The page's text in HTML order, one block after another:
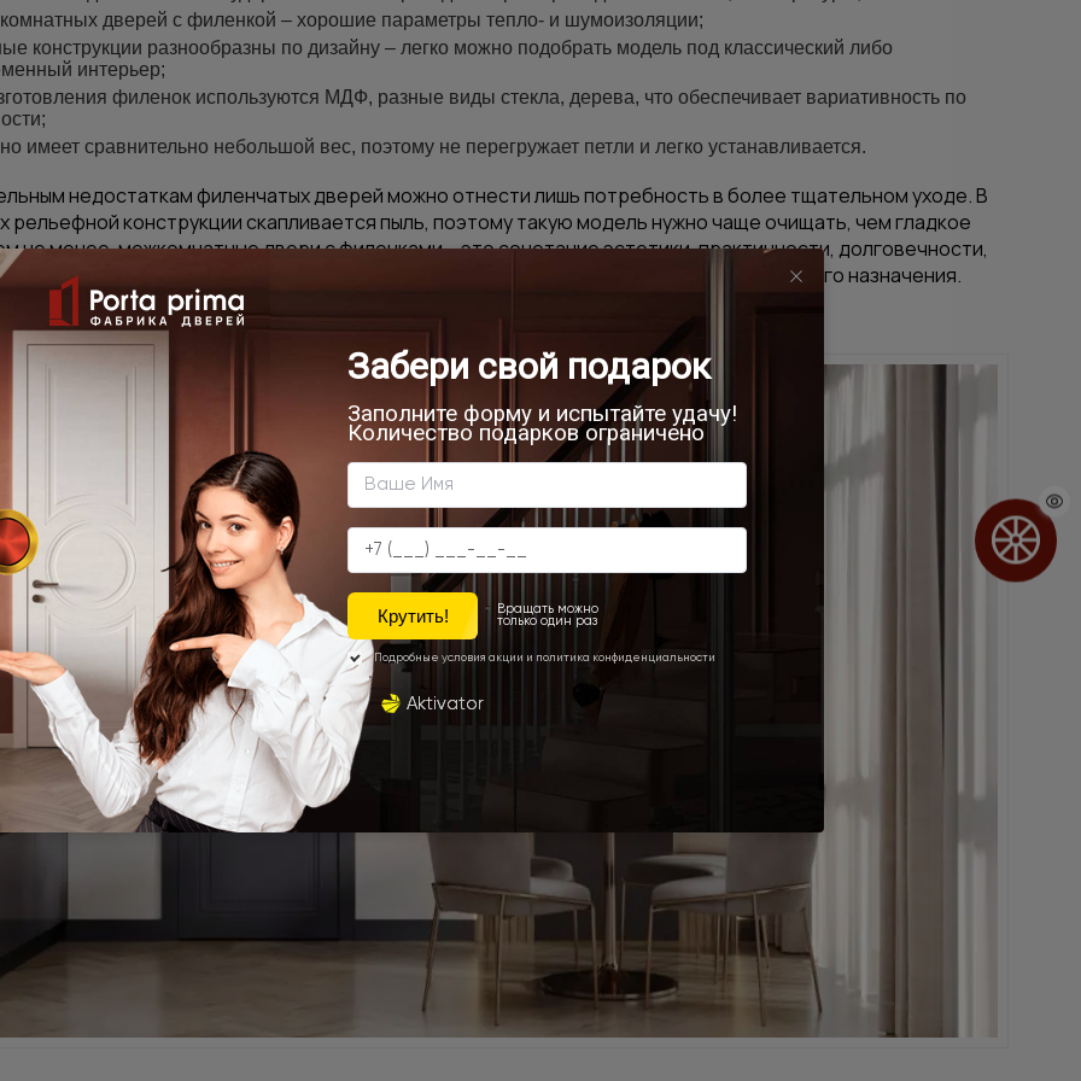
дверей с филенкой – хорошие параметры тепло- и шумоизоляции;
конструкции разнообразны по дизайну – легко можно подобрать модель под классический либо
интерьер;
филенок используются МДФ, разные виды стекла, дерева, что обеспечивает вариативность по
имеет сравнительно небольшой вес, поэтому не перегружает петли и легко устанавливается.
недостаткам филенчатых дверей можно отнести лишь потребность в более тщательном уходе. В
рельефной конструкции скапливается пыль, поэтому такую модель нужно чаще очищать, чем гладкое
не менее, межкомнатные двери с филенками – это сочетание эстетики, практичности, долговечности,
универсальным вариантом для использования в помещениях любого функционального назначения.